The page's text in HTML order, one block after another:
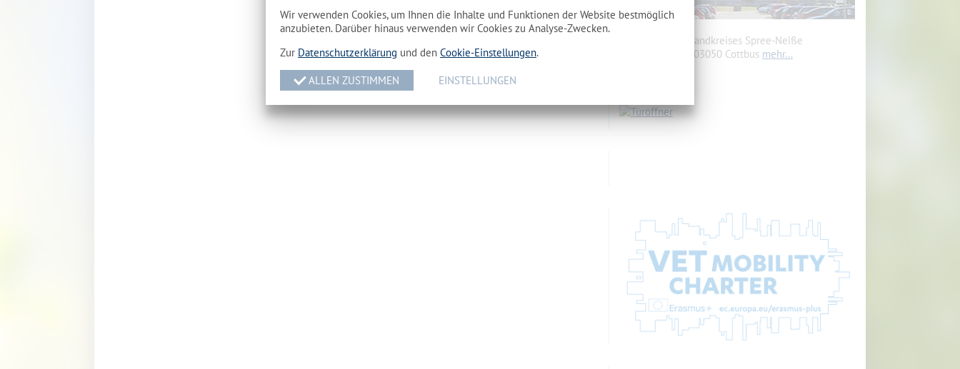
Wohnheim des Landkreises Spree-Neiße
Makarenkostr. 5, 03050 Cottbus mehr…
Wir verwenden Cookies, um Ihnen die Inhalte und Funktionen der Website bestmöglich
anzubieten. Darüber hinaus verwenden wir Cookies zu Analyse-Zwecken.
Zur Datenschutzerklärung und den Cookie-Einstellungen.
ALLEN ZUSTIMMEN EINSTELLUNGEN